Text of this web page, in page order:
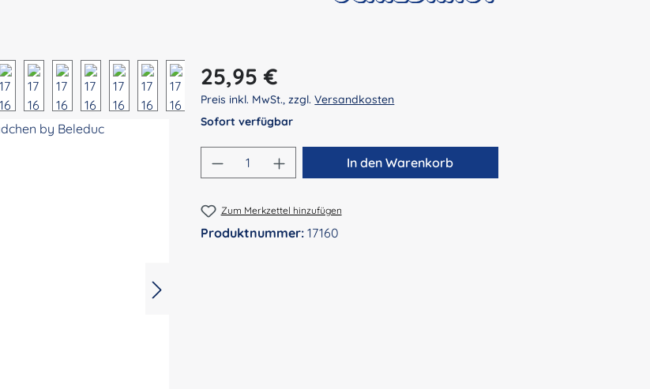
Regulärer Preis:
25,95 €
Preis inkl. MwSt., zzgl.Versandkosten
Sofort verfügbar
Produkt Anzahl: Gib den gewünschten Wert ein
In den Warenkorb
Zum Merkzettel hinzufügen
Produktnummer:17160